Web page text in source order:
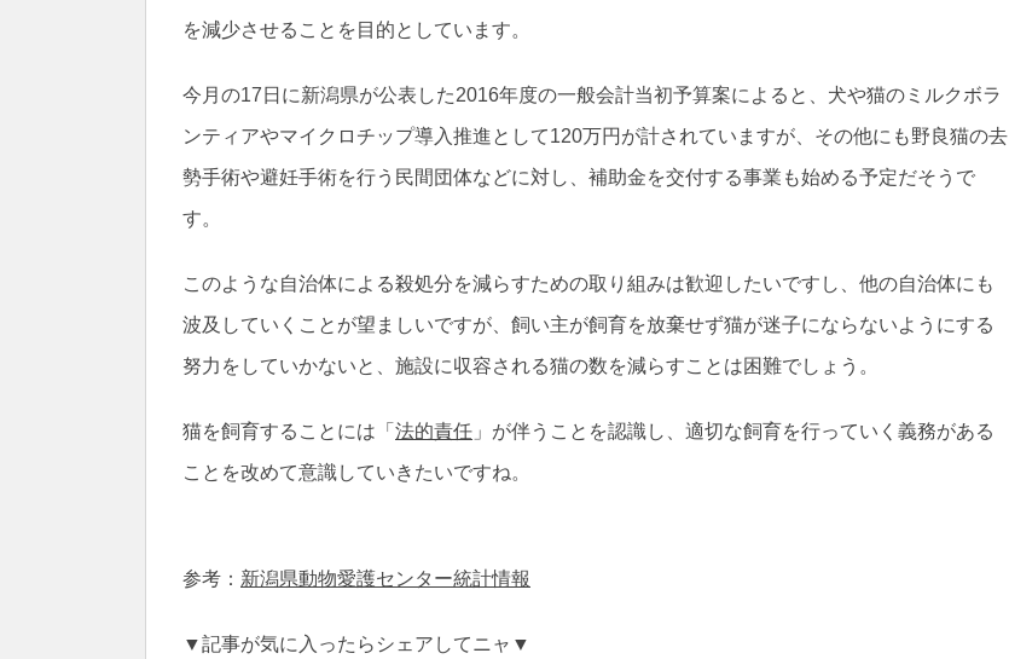
を減少させることを目的としています。
今月の17日に新潟県が公表した2016年度の一般会計当初予算案によると、犬や猫のミルクボラ
ンティアやマイクロチップ導入推進として120万円が計されていますが、その他にも野良猫の去
勢手術や避妊手術を行う民間団体などに対し、補助金を交付する事業も始める予定だそうで
す。
このような自治体による殺処分を減らすための取り組みは歓迎したいですし、他の自治体にも
波及していくことが望ましいですが、飼い主が飼育を放棄せず猫が迷子にならないようにする
努力をしていかないと、施設に収容される猫の数を減らすことは困難でしょう。
猫を飼育することには「 法的責任 」が伴うことを認識し、適切な飼育を行っていく義務がある
ことを改めて意識していきたいですね。
参考： 新潟県動物愛護センター統計情報
▼記事が気に入ったらシェアしてニャ▼